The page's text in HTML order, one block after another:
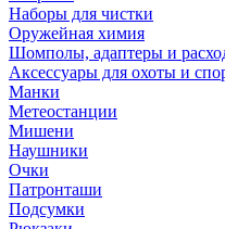
Наборы для чистки
Оружейная химия
Шомполы, адаптеры и
Аксессуары для охоты и
Манки
Метеостанции
Мишени
Наушники
Очки
Патронташи
Подсумки